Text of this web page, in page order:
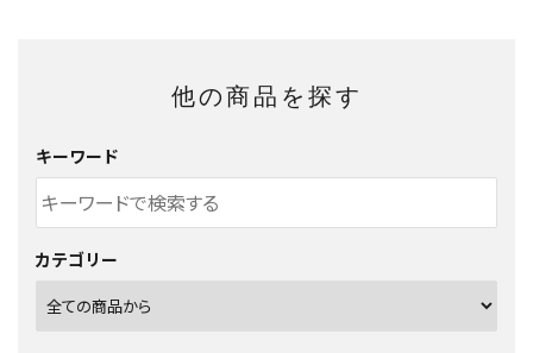
他の商品を探す
キーワード
カテゴリー